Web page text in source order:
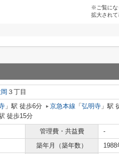
※ご覧にな
拡大されて
３丁目
」駅 徒歩6分 京急本線 「 弘明寺 」駅
徒歩15分
管理費・共益費
-
築年月（築年数）